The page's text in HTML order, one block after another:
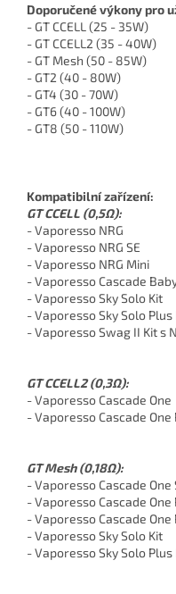
Doporučené výkony pro
- GT CCELL (25 - 35W)
- GT CCELL2 (35 - 40W)
- GT Mesh (50 - 85W)
- GT2 (40 - 80W)
- GT4 (30 - 70W)
- GT6 (40 - 100W)
- GT8 (50 - 110W)
Kompatibilní zařízení:
GT CCELL (0,5Ω):
- Vaporesso NRG
- Vaporesso NRG SE
- Vaporesso NRG Mini
- Vaporesso Cascade
- Vaporesso Sky Solo Kit
- Vaporesso Sky Solo Plus
- Vaporesso Swag II Kit s
GT CCELL2 (0,3Ω):
- Vaporesso Cascade One
- Vaporesso Cascade One
GT Mesh (0,18Ω):
- Vaporesso Cascade
- Vaporesso Cascade
- Vaporesso Cascade One
- Vaporesso Sky Solo Kit
- Vaporesso Sky Solo Plus